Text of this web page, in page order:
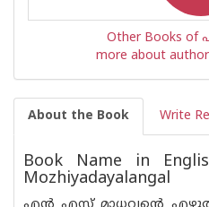
Other Books
more about
About the Book Write
Book Name in
Mozhiyadayalangal